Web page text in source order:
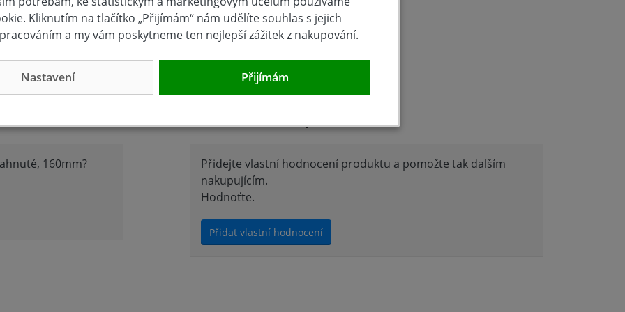
160mm?
Přidejte vlastní hodnocení produktu a pomožte tak dalším
nakupujícím.
Hodnoťte.
Přidat vlastní hodnocení
Kliknutím na tlačítko „Přijímám“ nám udělíte souhlas s jejich
a my vám poskytneme ten nejlepší zážitek z nakupování.
Nastavení Přijímám